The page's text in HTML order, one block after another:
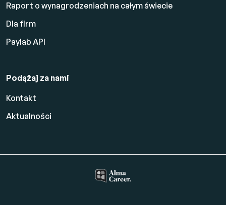
Raport o wynagrodzeniach na całym świecie
Dla firm
Paylab API
Podążaj za nami
Kontakt
Aktualności